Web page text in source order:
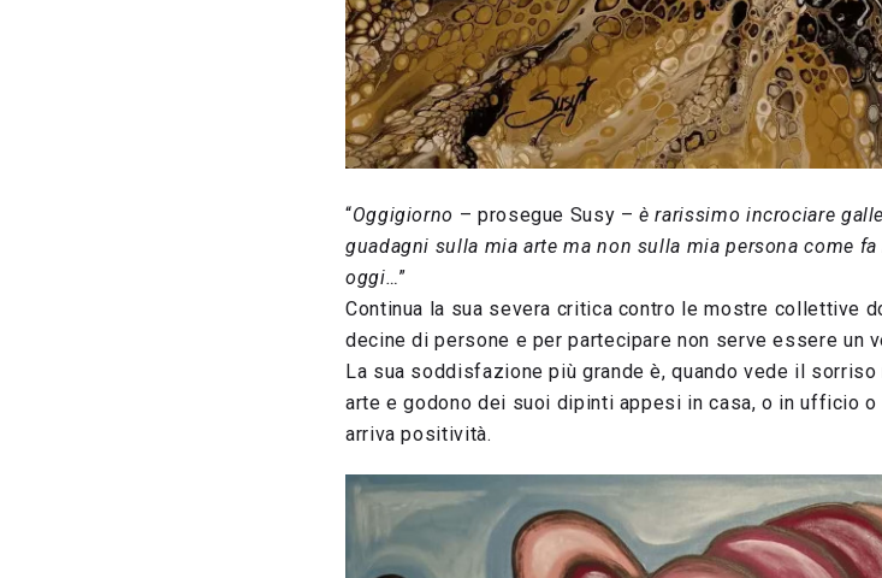
“Oggigiorno – prosegue Susy –è rarissimo incrociare
guadagni sulla mia arte ma non sulla mia persona come
oggi…”
Continua la sua severa critica contro le mostre collettive
decine di persone e per partecipare non serve essere un
La sua soddisfazione più grande è, quando vede il
arte e godono dei suoi dipinti appesi in casa, o in ufficio
arriva positività.